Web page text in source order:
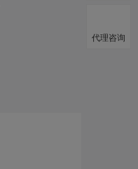
代理咨询